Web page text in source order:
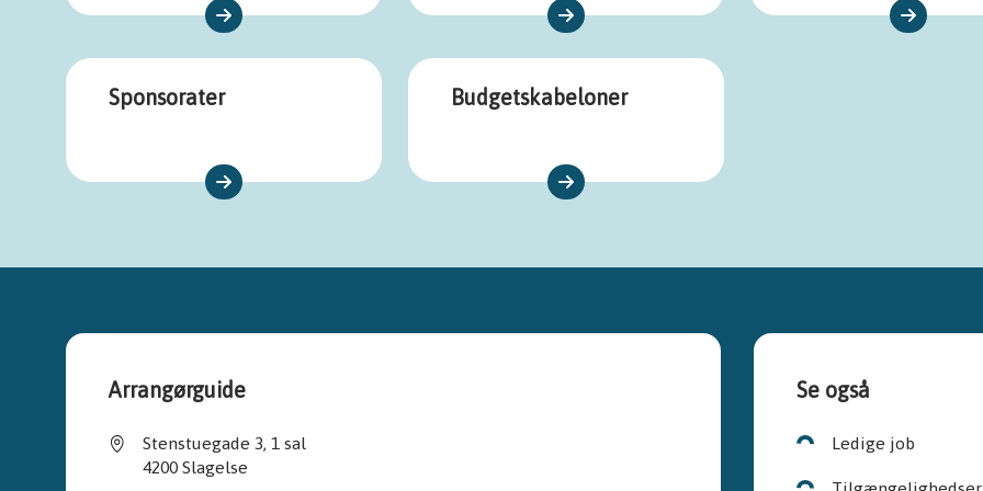
Sponsorater Budgetskabeloner
Arrangørguide
Stenstuegade 3, 1 sal
4200 Slagelse
Se også
Ledige job